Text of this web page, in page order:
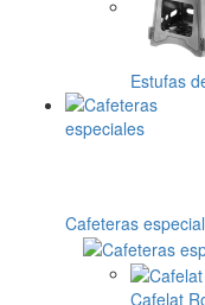
Estufas
Cafeteras
Cafelat